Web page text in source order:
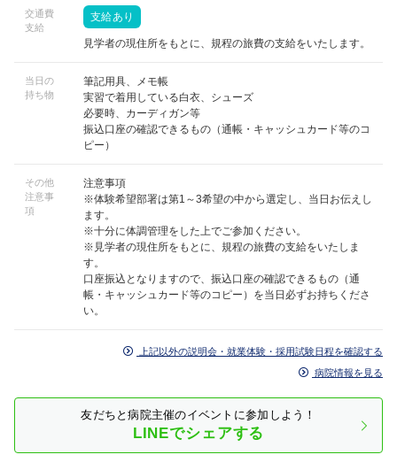
交通費
支給
支給あり
見学者の現住所をもとに、規程の旅費の支給をいたします。
当日の
持ち物
筆記用具、メモ帳
実習で着用している白衣、シューズ
必要時、カーディガン等
振込口座の確認できるもの（通帳・キャッシュカード等のコ
ピー）
その他
注意事
項
注意事項
※体験希望部署は第1～3希望の中から選定し、当日お伝えし
ます。
※十分に体調管理をした上でご参加ください。
※見学者の現住所をもとに、規程の旅費の支給をいたしま
す。
口座振込となりますので、振込口座の確認できるもの（通
帳・キャッシュカード等のコピー）を当日必ずお持ちくださ
い。
上記以外の説明会・就業体験・採用試験日程を確認する
病院情報を見る
友だちと病院主催のイベントに参加しよう！
LINEでシェアする